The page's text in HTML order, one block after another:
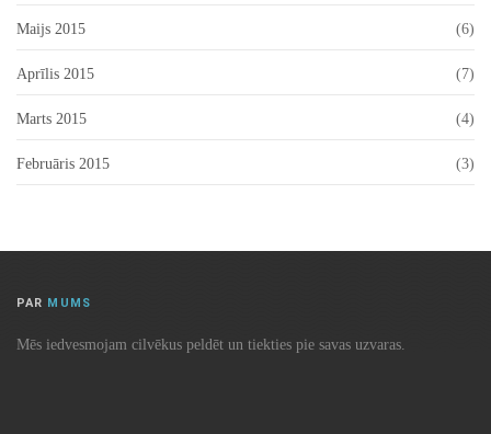
Maijs 2015 (6)
Aprīlis 2015 (7)
Marts 2015 (4)
Februāris 2015 (3)
PAR MUMS
Mēs iedvesmojam cilvēkus peldēt un tiekties pie savas uzvaras.